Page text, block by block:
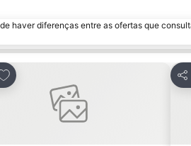
haver diferenças entre as ofertas que
aos favoritos